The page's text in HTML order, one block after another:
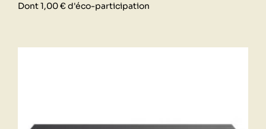
Dont 1,00 € d'éco-participation